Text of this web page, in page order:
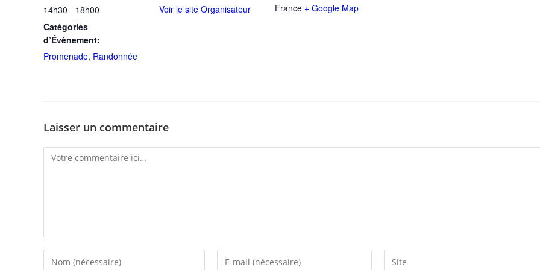
14h30 - 18h00
Catégories
d’Évènement:
Promenade, Randonnée
Voir le site Organisateur France + Google Map
Laisser un commentaire